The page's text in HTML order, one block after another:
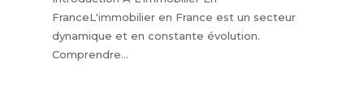
FranceL'immobilier en France est un secteur
dynamique et en constante évolution.
Comprendre...